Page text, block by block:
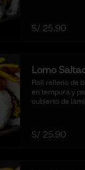
S/ 25.90
Lomo
Roll relleno de
en tempura y
cubierto de
salsa de lomo.
nuestra salsa
S/ 25.90